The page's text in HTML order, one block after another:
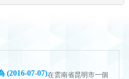
(2016-07-07)在雲南省昆明市一個